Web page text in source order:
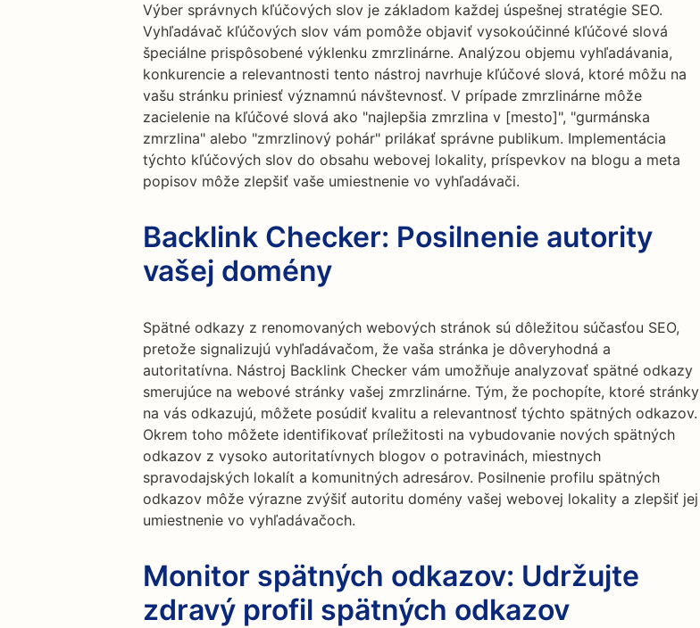
Výber správnych kľúčových slov je základom každej úspešnej stratégie SEO.
Vyhľadávač kľúčových slov vám pomôže objaviť vysokoúčinné kľúčové slová
špeciálne prispôsobené výklenku zmrzlinárne. Analýzou objemu vyhľadávania,
konkurencie a relevantnosti tento nástroj navrhuje kľúčové slová, ktoré môžu na
vašu stránku priniesť významnú návštevnosť. V prípade zmrzlinárne môže
zacielenie na kľúčové slová ako "najlepšia zmrzlina v [mesto]", "gurmánska
zmrzlina" alebo "zmrzlinový pohár" prilákať správne publikum. Implementácia
týchto kľúčových slov do obsahu webovej lokality, príspevkov na blogu a meta
popisov môže zlepšiť vaše umiestnenie vo vyhľadávači.
Backlink Checker: Posilnenie autority
vašej domény
Spätné odkazy z renomovaných webových stránok sú dôležitou súčasťou SEO,
pretože signalizujú vyhľadávačom, že vaša stránka je dôveryhodná a
autoritatívna. Nástroj Backlink Checker vám umožňuje analyzovať spätné odkazy
smerujúce na webové stránky vašej zmrzlinárne. Tým, že pochopíte, ktoré stránky
na vás odkazujú, môžete posúdiť kvalitu a relevantnosť týchto spätných odkazov.
Okrem toho môžete identifikovať príležitosti na vybudovanie nových spätných
odkazov z vysoko autoritatívnych blogov o potravinách, miestnych
spravodajských lokalít a komunitných adresárov. Posilnenie profilu spätných
odkazov môže výrazne zvýšiť autoritu domény vašej webovej lokality a zlepšiť jej
umiestnenie vo vyhľadávačoch.
Monitor spätných odkazov: Udržujte
zdravý profil spätných odkazov